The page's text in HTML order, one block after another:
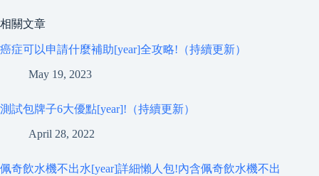
相關文章
癌症可以申請什麼補助[year]全攻略!（持續更新）
May 19, 2023
測試包牌子6大優點[year]!（持續更新）
April 28, 2022
佩奇飲水機不出水[year]詳細懶人包!內含佩奇飲水機不出